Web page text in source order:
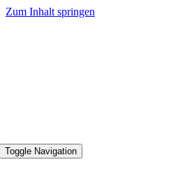
Zum Inhalt springen
Toggle Navigation